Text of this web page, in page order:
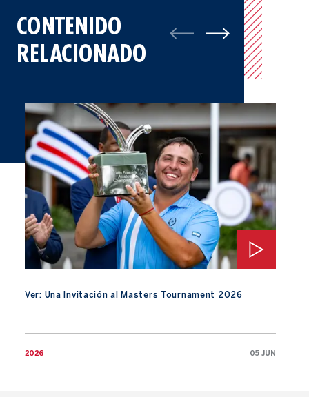
CONTENIDO
RELACIONADO
Ver: Una Invitación al Masters Tournament 2026
2026 05 JUN
Ver: Una Invitación al Masters Tournament 2026